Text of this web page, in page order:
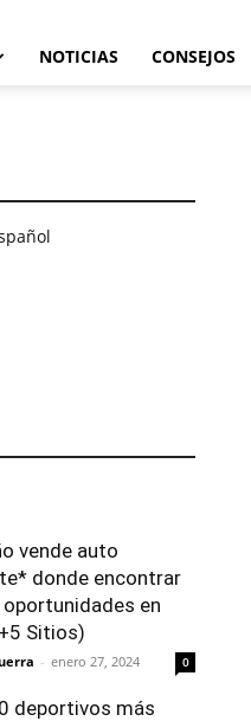
NOTICIAS CONSEJOS
vende auto
donde encontrar
en
Sitios)
- enero 27, 2024 0
deportivos más